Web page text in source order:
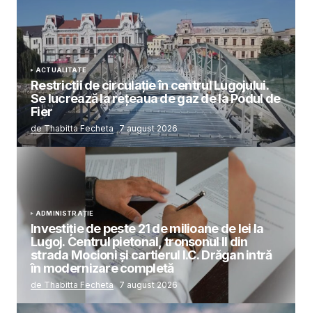
ACTUALITATE
Restricții de circulație în centrul Lugojului.
Se lucrează la rețeaua de gaz de la Podul de
Fier
de Thabitta Fecheta 7 august 2026
ADMINISTRAȚIE
Investiție de peste 21 de milioane de lei la
Lugoj. Centrul pietonal, tronsonul II din
strada Mocioni și cartierul I.C. Drăgan intră
în modernizare completă
de Thabitta Fecheta 7 august 2026